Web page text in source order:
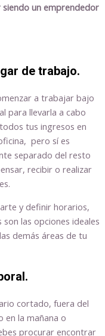
siendo un emprendedor
de trabajo.
a trabajar bajo
para llevarla a cabo
tus ingresos en
pero sí es
separado del resto
recibir o realizar
y definir horarios,
las opciones ideales
demás áreas de tu
cortado, fuera del
en la mañana o
procurar encontrar